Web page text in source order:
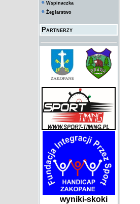
Wspinaczka
Żeglarstwo
Partnerzy
wyniki-skoki